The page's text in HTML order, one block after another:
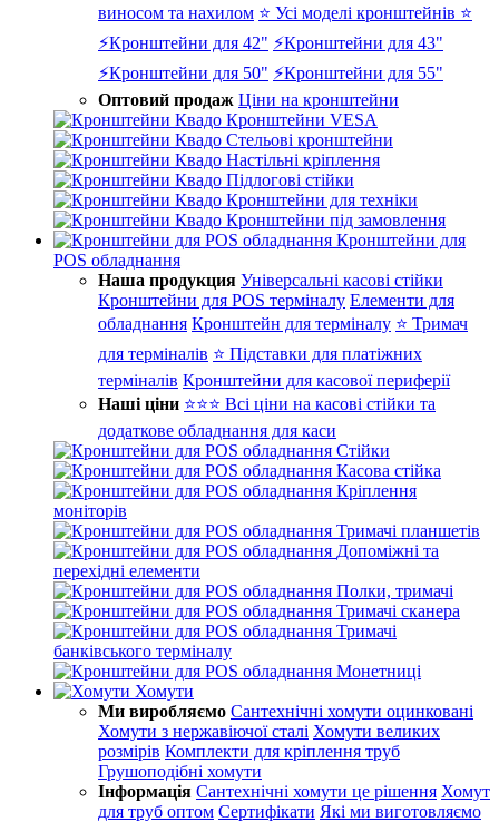
виносом та нахилом ⭐ Усі моделі кронштейнів ⭐
⚡Кронштейни для 42" ⚡Кронштейни для 43"
⚡Кронштейни для 50" ⚡Кронштейни для 55"
Оптовий продаж Ціни на кронштейни
Кронштейни VESA
Стельові кронштейни
Настільні кріплення
Підлогові стійки
Кронштейни для техніки
Кронштейни під замовлення
Кронштейни для
POS обладнання
Наша продукция Універсальні касові стійки
Кронштейни для POS терміналу Елементи для
обладнання Кронштейн для терміналу ⭐ Тримач
для терміналів ⭐ Підставки для платіжних
терміналів Кронштейни для касової периферії
Наші ціни ⭐⭐⭐ Всі ціни на касові стійки та
додаткове обладнання для каси
Стійки
Касова стійка
Кріплення
моніторів
Тримачі планшетів
Допоміжні та
перехідні елементи
Полки, тримачі
Тримачі сканера
Тримачі
банківського терміналу
Монетниці
Хомути
Ми виробляємо Сантехнічні хомути оцинковані
Хомути з нержавіючої сталі Хомути великих
розмірів Комплекти для кріплення труб
Грушоподібні хомути
Інформація Сантехнічні хомути це рішення Хомут
для труб оптом Сертифікати Які ми виготовляємо